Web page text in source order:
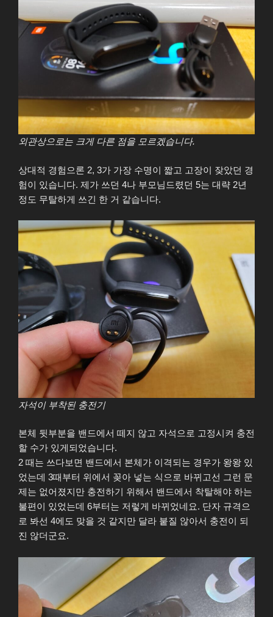
외관상으로는 크게 다른 점을 모르겠습니다.
상대적 경험으론 2, 3가 가장 수명이 짧고 고장이 잦았던 경
험이 있습니다. 제가 쓰던 4나 부모님드렸던 5는 대략 2년
정도 무탈하게 쓰긴 한 거 같습니다.
자석이 부착된 충전기
본체 뒷부분을 밴드에서 떼지 않고 자석으로 고정시켜 충전
할 수가 있게되었습니다.
2 때는 쓰다보면 밴드에서 본체가 이격되는 경우가 왕왕 있
었는데 3때부터 위에서 꽂아 넣는 식으로 바뀌고선 그런 문
제는 없어졌지만 충전하기 위해서 밴드에서 착탈해야 하는
불편이 있었는데 6부터는 저렇게 바뀌었네요. 단자 규격으
로 봐선 4에도 맞을 것 같지만 달라 붙질 않아서 충전이 되
진 않더군요.